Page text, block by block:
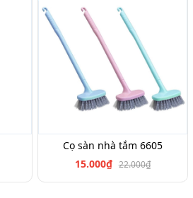
Cọ sàn nhà tắm 6605
15.000₫ 22.000₫